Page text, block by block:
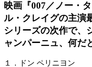
映画『007／ノー・
ル・クレイグの主演
シリーズの次作で、
ャンパーニュ、何だ
１．ドン ペリニヨン